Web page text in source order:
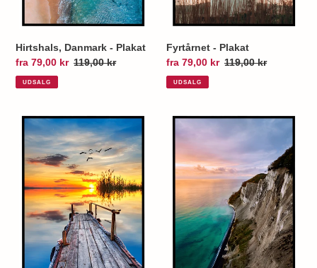
Hirtshals, Danmark - Plakat
Udsalgspris
fra 79,00 kr Normalpris
119,00 kr
UDSALG
Fyrtårnet - Plakat
Udsalgspris
fra 79,00 kr Normalpris
119,00 kr
UDSALG
Solopgang
Plakat
Møns
Plakat